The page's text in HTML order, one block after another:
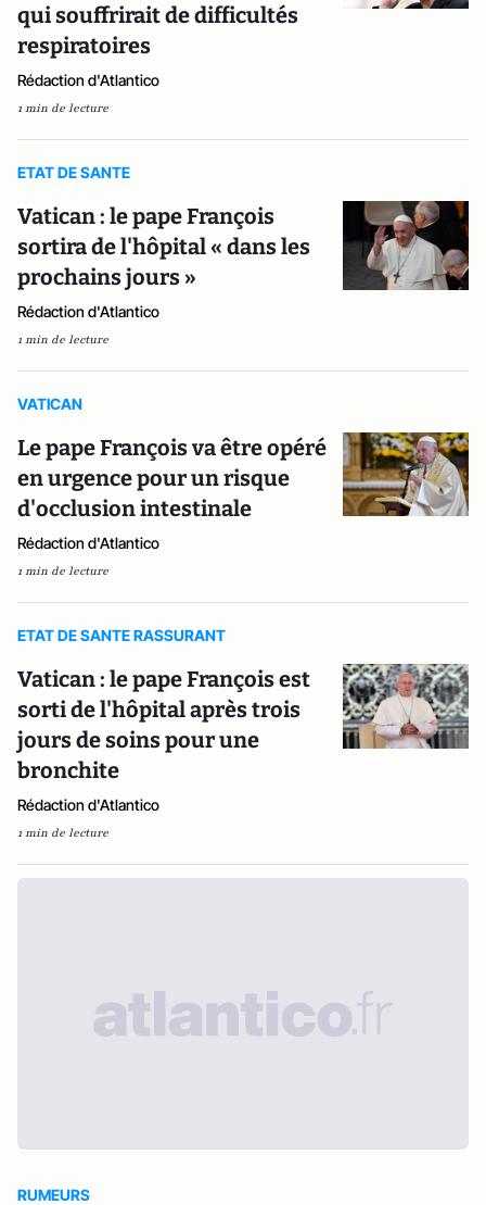
qui souffrirait de difficultés
respiratoires
Rédaction d'Atlantico
1 min de lecture
ETAT DE SANTE
Vatican : le pape François
sortira de l'hôpital « dans les
prochains jours »
Rédaction d'Atlantico
1 min de lecture
VATICAN
Le pape François va être opéré
en urgence pour un risque
d'occlusion intestinale
Rédaction d'Atlantico
1 min de lecture
ETAT DE SANTE RASSURANT
Vatican : le pape François est
sorti de l'hôpital après trois
jours de soins pour une
bronchite
Rédaction d'Atlantico
1 min de lecture
RUMEURS